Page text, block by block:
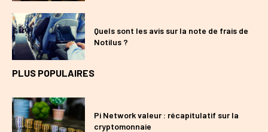
Quels sont les avis sur la note de frais de
Notilus ?
PLUS POPULAIRES
Pi Network valeur : récapitulatif sur la
cryptomonnaie